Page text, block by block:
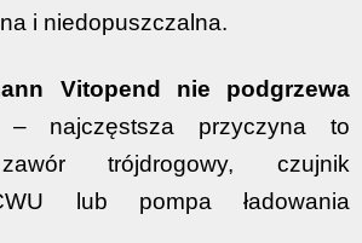
i niedopuszczalna.
Vitopend nie podgrzewa
najczęstsza przyczyna to
trójdrogowy, czujnik
lub pompa ładowania